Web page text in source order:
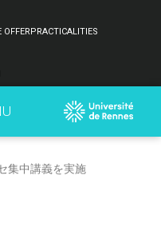
OFFERPRACTICALITIES
集中講義を実施